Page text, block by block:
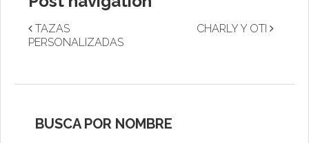
TAZAS
PERSONALIZADAS
CHARLY Y OTI
BUSCA POR NOMBRE